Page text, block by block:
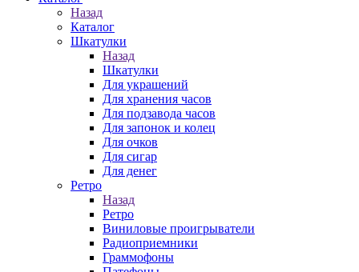
Назад
Каталог
Шкатулки
Назад
Шкатулки
Для украшений
Для хранения часов
Для подзавода часов
Для запонок и колец
Для очков
Для сигар
Для денег
Ретро
Назад
Ретро
Виниловые проигрыватели
Радиоприемники
Граммофоны